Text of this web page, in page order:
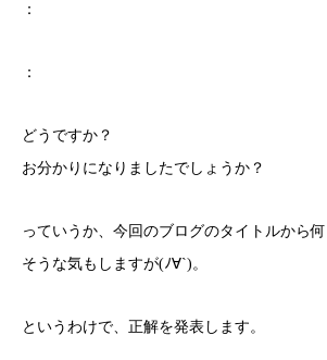
：
：
どうですか？
お分かりになりましたでしょうか？
っていうか、今回のブログのタイトルから
そうな気もしますが(ﾉ∀`)。
というわけで、正解を発表します。